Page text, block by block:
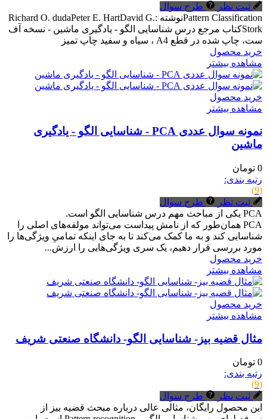
ثبت نظر
طرح سوال
Pattern Classificationنوشته :Richard O. dudaPeter E. HartDavid G.
Storkکتاب مرجع درس شناسایی الگو - یادگیری ماشین - نسخه آف
ست، چاپ شده در قطع A4 ، سیاه و سفید چاپ تمیز
خرید محصول
مشاهده بیشتر
خرید محصول
مشاهده بیشتر
نمونه سوال عددی PCA - شناسایی الگو - یادگیری
ماشین
0 تومان
رتبه بندی:
(9)
ثبت نظر
طرح سوال
PCA یکی از مباحث مهم درس شناسایی الگو است.
PCA همان‌طور که از نامش پیداست می‌تواند مولفه‌های اصلی را
شناسایی کند و به ما کمک می‌کند تا به جای اینکه تمامیِ ویژگی‌ها را
مورد بررسی قرار دهیم، یک سری ویژگی‌هایی را ارزش...
خرید محصول
مشاهده بیشتر
خرید محصول
مشاهده بیشتر
مثال قضیه بیز- شناسایی الگو- دانشگاه صنعتی شریف
0 تومان
رتبه بندی:
(9)
ثبت نظر
طرح سوال
این محصول رایگان، مثالی عالی درباره مبحث قضیه بیز از